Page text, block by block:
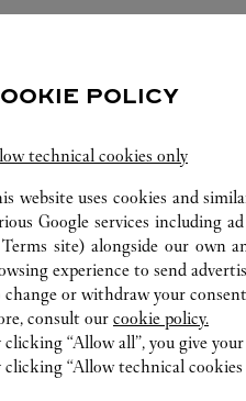
リーブランド
ダイヤモン
カル
POLICY
technical cookies only
website uses cookies and
Google services including
site) alongside our own
experience to send
change or withdraw your
consult our cookie policy.
clicking “Allow all”, you give
clicking “Allow technical